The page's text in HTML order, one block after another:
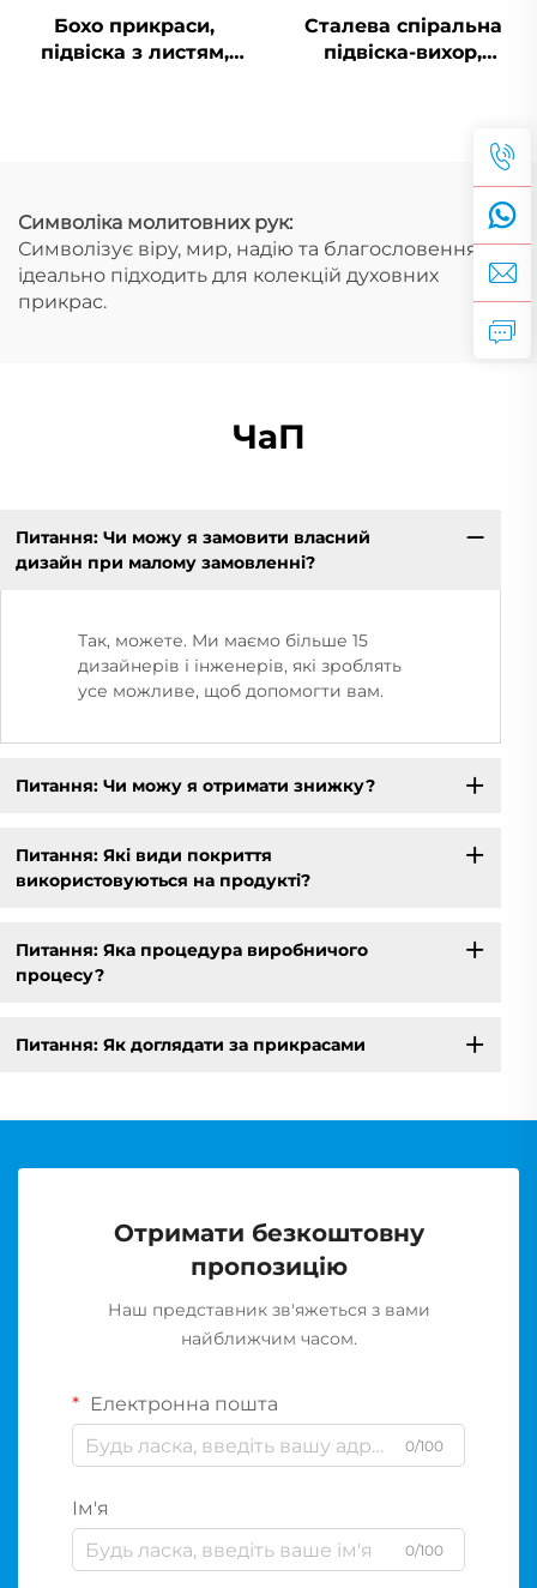
Бохо прикраси,
підвіска з листям,
Сталева спіральна
підвіска-вихор,
використання
Символіка молитовних рук:
Символізує віру, мир, надію та благословення —
ідеально підходить для колекцій духовних
прикрас.
ЧаП
Питання: Чи можу я замовити власний
дизайн при малому замовленні?
Так, можете. Ми маємо більше 15
дизайнерів і інженерів, які зроблять
усе можливе, щоб допомогти вам.
Питання: Чи можу я отримати знижку?
Питання: Які види покриття
використовуються на продукті?
Питання: Яка процедура виробничого
процесу?
Питання: Як доглядати за прикрасами
Отримати безкоштовну
пропозицію
Наш представник зв'яжеться з вами
найближчим часом.
Електронна пошта
0/100
Ім'я
0/100